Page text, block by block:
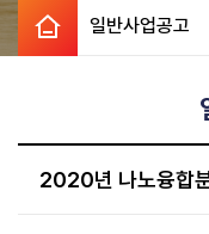
일반사업공고
2020년 나노융합